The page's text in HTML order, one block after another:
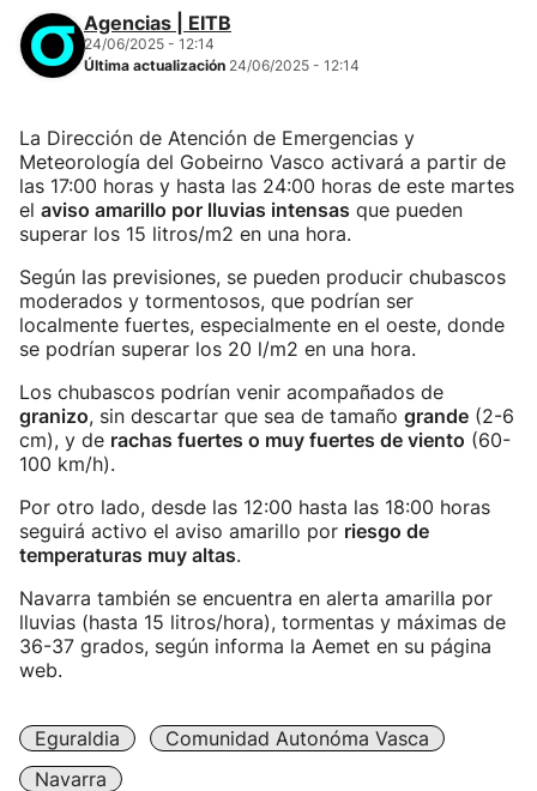
Agencias | EITB
24/06/2025 - 12:14
Última actualización 24/06/2025 - 12:14
La Dirección de Atención de Emergencias y
Meteorología del Gobeirno Vasco activará a partir de
las 17:00 horas y hasta las 24:00 horas de este martes
el aviso amarillo por lluvias intensas que pueden
superar los 15 litros/m2 en una hora.
Según las previsiones, se pueden producir chubascos
moderados y tormentosos, que podrían ser
localmente fuertes, especialmente en el oeste, donde
se podrían superar los 20 l/m2 en una hora.
Los chubascos podrían venir acompañados de
granizo, sin descartar que sea de tamaño grande (2-6
cm), y de rachas fuertes o muy fuertes de viento (60-
100 km/h).
Por otro lado, desde las 12:00 hasta las 18:00 horas
seguirá activo el aviso amarillo por riesgo de
temperaturas muy altas.
Navarra también se encuentra en alerta amarilla por
lluvias (hasta 15 litros/hora), tormentas y máximas de
36-37 grados, según informa la Aemet en su página
web.
Eguraldia
Comunidad Autonóma Vasca
Navarra